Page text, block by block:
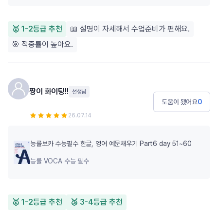
🥇 1-2등급 추천
📖 설명이 자세해서 수업준비가 편해요.
🎯 적중률이 높아요.
짱이 화이팅!! 선생님
26.07.14
도움이 됐어요0
능률보카 수능필수 한글, 영어 예문채우기 Part6 day 51~60
능률 VOCA 수능 필수
🥇 1-2등급 추천
🥈 3-4등급 추천